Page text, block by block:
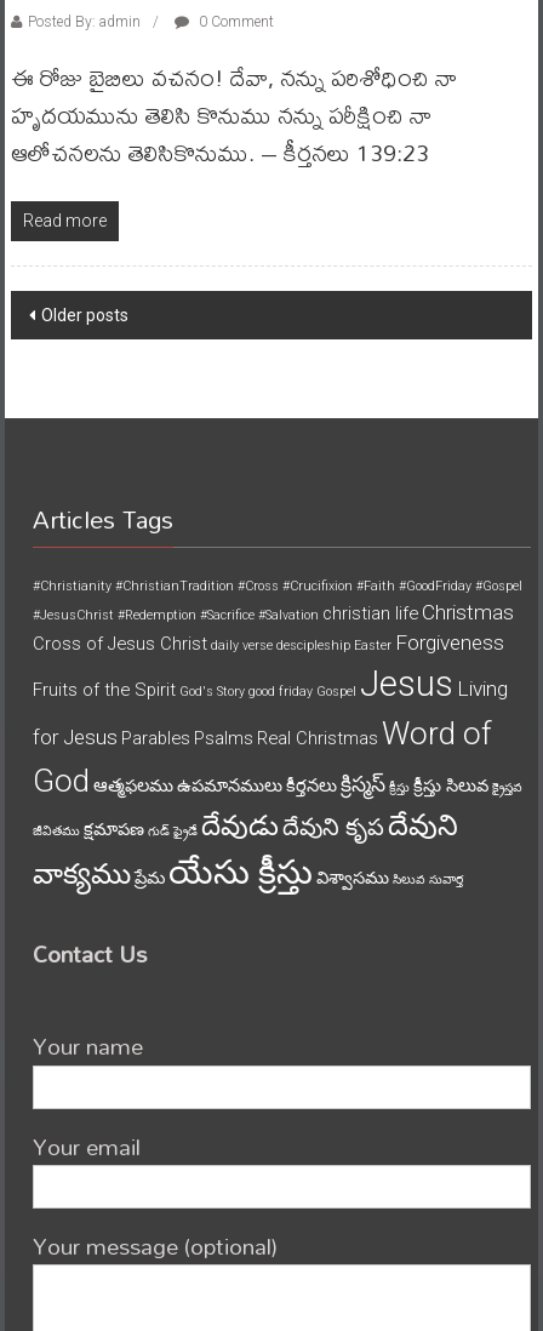
Posted By: admin 0 Comment
ఈ రోజు బైబిలు వచనం! దేవా, నన్ను పరిశోధించి నా
హృదయమును తెలిసి కొనుము నన్ను పరీక్షించి నా
ఆలోచనలను తెలిసికొనుము. – కీర్తనలు 139:23
Read more
Posts
navigation
Older posts
Articles Tags
#Christianity #ChristianTradition #Cross #Crucifixion #Faith #GoodFriday #Gospel
#JesusChrist #Redemption #Sacrifice #Salvation christian life Christmas
Cross of Jesus Christ daily verse descipleship Easter Forgiveness
Fruits of the Spirit God's Story good friday Gospel Jesus Living
for Jesus Parables Psalms Real Christmas Word of
God ఆత్మఫలముఉపమానములుకీర్తనలుక్రిస్మస్ క్రీస్తు క్రీస్తు సిలువ క్రైస్తవ
జీవితము క్షమాపణ గుడ్ ఫ్రైడే దేవుడుదేవుని కృపదేవుని
వాక్యముప్రేమ యేసు క్రీస్తు విశ్వాసము సిలువ సువార్త
Contact Us
Your name
Your email
Your message (optional)